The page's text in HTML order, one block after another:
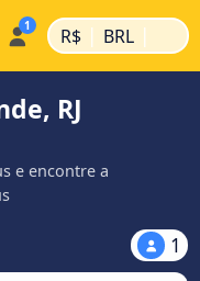
R$ | BRL |
RJ
e encontre a
1